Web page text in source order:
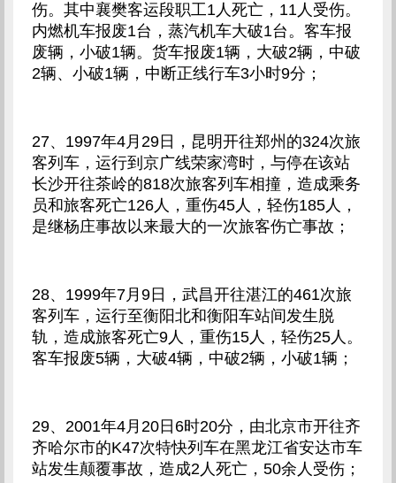
伤。其中襄樊客运段职工1人死亡，11人受伤。
内燃机车报废1台，蒸汽机车大破1台。客车报
废辆，小破1辆。货车报废1辆，大破2辆，中破
2辆、小破1辆，中断正线行车3小时9分；
27、1997年4月29日，昆明开往郑州的324次旅
客列车，运行到京广线荣家湾时，与停在该站
长沙开往茶岭的818次旅客列车相撞，造成乘务
员和旅客死亡126人，重伤45人，轻伤185人，
是继杨庄事故以来最大的一次旅客伤亡事故；
28、1999年7月9日，武昌开往湛江的461次旅
客列车，运行至衡阳北和衡阳车站间发生脱
轨，造成旅客死亡9人，重伤15人，轻伤25人。
客车报废5辆，大破4辆，中破2辆，小破1辆；
29、2001年4月20日6时20分，由北京市开往齐
齐哈尔市的K47次特快列车在黑龙江省安达市车
站发生颠覆事故，造成2人死亡，50余人受伤；